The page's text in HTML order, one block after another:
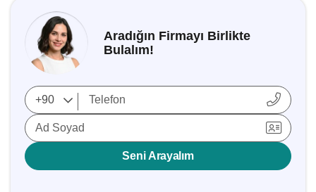
Aradığın Firmayı Birlikte
Bulalım!
Ad Soyad
Seni Arayalım